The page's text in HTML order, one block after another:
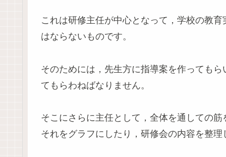
これは研修主任が中心となって，学校の教
はならないものです。
そのためには，先生方に指導案を作っても
てもらわねばなりません。
そこにさらに主任として，全体を通しての
それをグラフにしたり，研修会の内容を整理